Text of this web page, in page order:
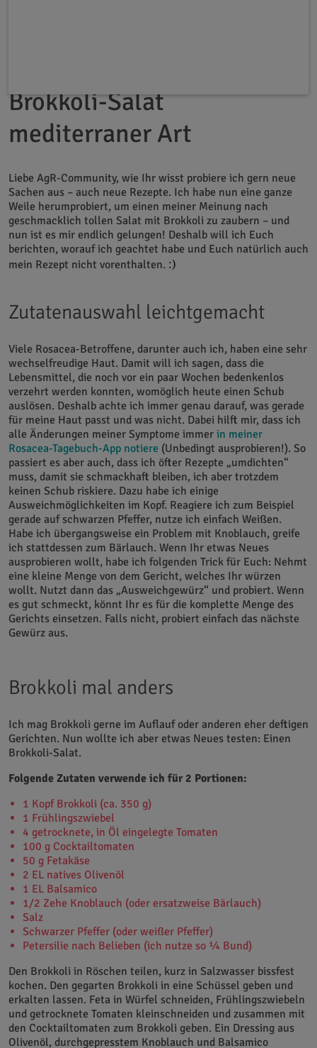
Brokkoli-Salat
mediterraner Art
Liebe AgR-Community, wie Ihr wisst probiere ich gern neue
Sachen aus – auch neue Rezepte. Ich habe nun eine ganze
Weile herumprobiert, um einen meiner Meinung nach
geschmacklich tollen Salat mit Brokkoli zu zaubern – und
nun ist es mir endlich gelungen! Deshalb will ich Euch
berichten, worauf ich geachtet habe und Euch natürlich auch
mein Rezept nicht vorenthalten. :)
Zutatenauswahl leichtgemacht
Viele Rosacea-Betroffene, darunter auch ich, haben eine sehr
wechselfreudige Haut. Damit will ich sagen, dass die
Lebensmittel, die noch vor ein paar Wochen bedenkenlos
verzehrt werden konnten, womöglich heute einen Schub
auslösen. Deshalb achte ich immer genau darauf, was gerade
für meine Haut passt und was nicht. Dabei hilft mir, dass ich
alle Änderungen meiner Symptome immer in meiner
Rosacea-Tagebuch-App notiere (Unbedingt ausprobieren!). So
passiert es aber auch, dass ich öfter Rezepte „umdichten“
muss, damit sie schmackhaft bleiben, ich aber trotzdem
keinen Schub riskiere. Dazu habe ich einige
Ausweichmöglichkeiten im Kopf. Reagiere ich zum Beispiel
gerade auf schwarzen Pfeffer, nutze ich einfach Weißen.
Habe ich übergangsweise ein Problem mit Knoblauch, greife
ich stattdessen zum Bärlauch. Wenn Ihr etwas Neues
ausprobieren wollt, habe ich folgenden Trick für Euch: Nehmt
eine kleine Menge von dem Gericht, welches Ihr würzen
wollt. Nutzt dann das „Ausweichgewürz“ und probiert. Wenn
es gut schmeckt, könnt Ihr es für die komplette Menge des
Gerichts einsetzen. Falls nicht, probiert einfach das nächste
Gewürz aus.
Brokkoli mal anders
Ich mag Brokkoli gerne im Auflauf oder anderen eher deftigen
Gerichten. Nun wollte ich aber etwas Neues testen: Einen
Brokkoli-Salat.
Folgende Zutaten verwende ich für 2 Portionen:
1 Kopf Brokkoli (ca. 350 g)
1 Frühlingszwiebel
4 getrocknete, in Öl eingelegte Tomaten
100 g Cocktailtomaten
50 g Fetakäse
2 EL natives Olivenöl
1 EL Balsamico
1/2 Zehe Knoblauch (oder ersatzweise Bärlauch)
Salz
Schwarzer Pfeffer (oder weißer Pfeffer)
Petersilie nach Belieben (ich nutze so ¼ Bund)
Den Brokkoli in Röschen teilen, kurz in Salzwasser bissfest
kochen. Den gegarten Brokkoli in eine Schüssel geben und
erkalten lassen. Feta in Würfel schneiden, Frühlingszwiebeln
und getrocknete Tomaten kleinschneiden und zusammen mit
den Cocktailtomaten zum Brokkoli geben. Ein Dressing aus
Olivenöl, durchgepresstem Knoblauch und Balsamico